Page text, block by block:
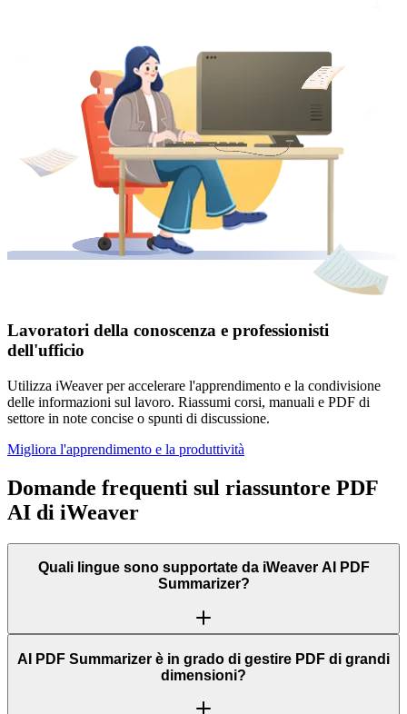
Lavoratori della conoscenza e professionisti
dell'ufficio
Utilizza iWeaver per accelerare l'apprendimento e la condivisione
delle informazioni sul lavoro. Riassumi corsi, manuali e PDF di
settore in note concise o spunti di discussione.
Migliora l'apprendimento e la produttività
Domande frequenti sul riassuntore PDF
AI di iWeaver
Quali lingue sono supportate da iWeaver AI PDF
Summarizer?
AI PDF Summarizer è in grado di gestire PDF di grandi
dimensioni?